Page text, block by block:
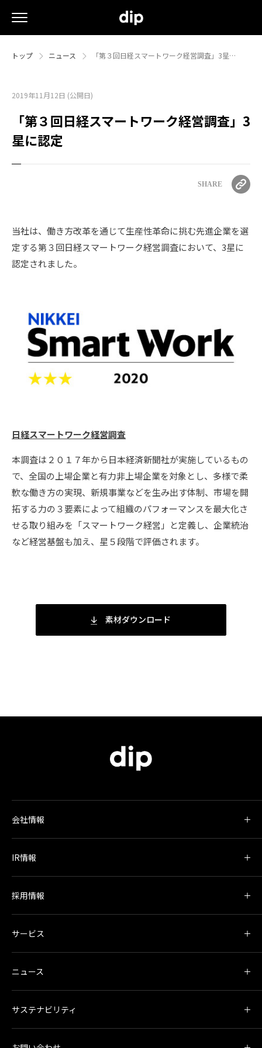
トップ ニュース 「第３回日経スマートワーク経営調査」3星…
2019年11月12日 (公開日)
「第３回日経スマートワーク経営調査」3
星に認定
SHARE
当社は、働き方改革を通じて生産性革命に挑む先進企業を選
定する第３回日経スマートワーク経営調査において、3星に
認定されました。
日経スマートワーク経営調査
本調査は２０１７年から日本経済新聞社が実施しているもの
で、全国の上場企業と有力非上場企業を対象とし、多様で柔
軟な働き方の実現、新規事業などを生み出す体制、市場を開
拓する力の３要素によって組織のパフォーマンスを最大化さ
せる取り組みを「スマートワーク経営」と定義し、企業統治
など経営基盤も加え、星５段階で評価されます。
素材ダウンロード
会社情報
IR情報
採用情報
サービス
ニュース
サステナビリティ